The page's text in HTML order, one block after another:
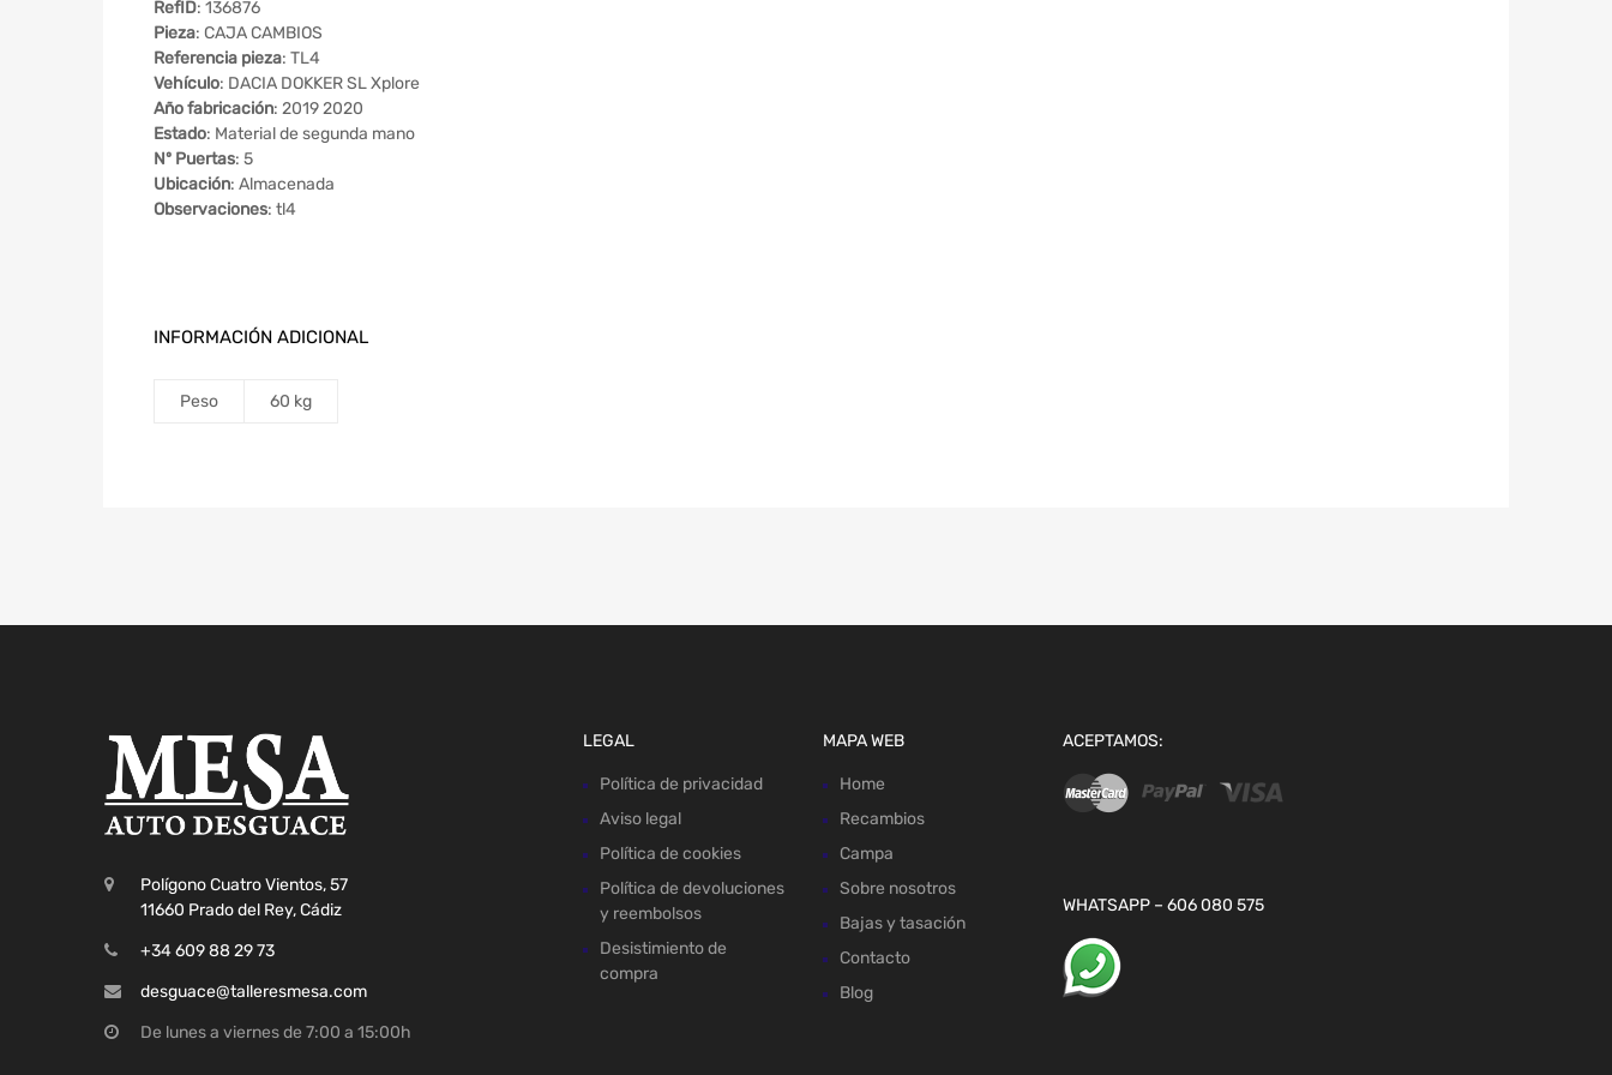
RefID: 136876
Pieza: CAJA CAMBIOS
Referencia pieza: TL4
Vehículo: DACIA DOKKER SL Xplore
Año fabricación: 2019 2020
Estado: Material de segunda mano
Nº Puertas: 5
Ubicación: Almacenada
Observaciones: tl4
INFORMACIÓN ADICIONAL
Peso 60 kg
Polígono Cuatro Vientos, 57
11660 Prado del Rey, Cádiz
+34 609 88 29 73
desguace@talleresmesa.com
De lunes a viernes de 7:00 a 15:00h
LEGAL
Política de privacidad
Aviso legal
Política de cookies
Política de devoluciones
y reembolsos
Desistimiento de
compra
MAPA WEB
Home
Recambios
Campa
Sobre nosotros
Bajas y tasación
Contacto
Blog
ACEPTAMOS:
WHATSAPP – 606 080 575